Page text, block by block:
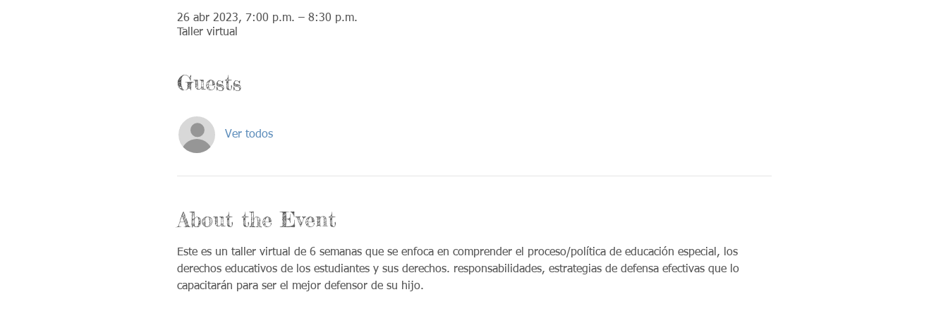
26 abr 2023, 7:00 p.m. – 8:30 p.m.
Taller virtual
Guests
Ver todos
About the Event
Este es un taller virtual de 6 semanas que se enfoca en comprender el proceso/política de educación especial, los
derechos educativos de los estudiantes y sus derechos. responsabilidades, estrategias de defensa efectivas que lo
capacitarán para ser el mejor defensor de su hijo.